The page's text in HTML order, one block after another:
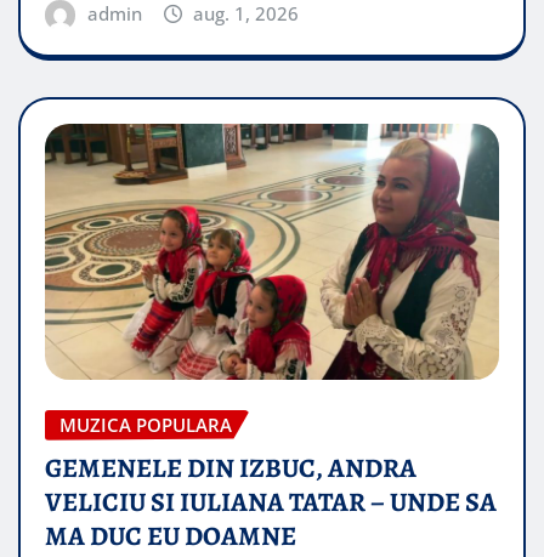
admin aug. 1, 2026
MUZICA POPULARA
GEMENELE DIN IZBUC, ANDRA
VELICIU SI IULIANA TATAR – UNDE SA
MA DUC EU DOAMNE